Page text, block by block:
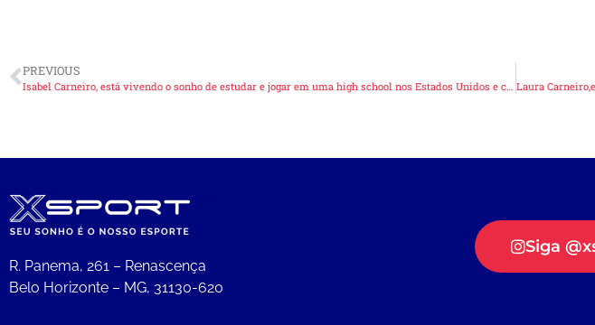
PREVIOUS
R. Panema, 261 – Renascença
Belo Horizonte – MG, 31130-620
Siga